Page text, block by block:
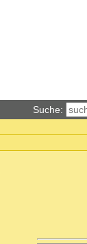
Suche: